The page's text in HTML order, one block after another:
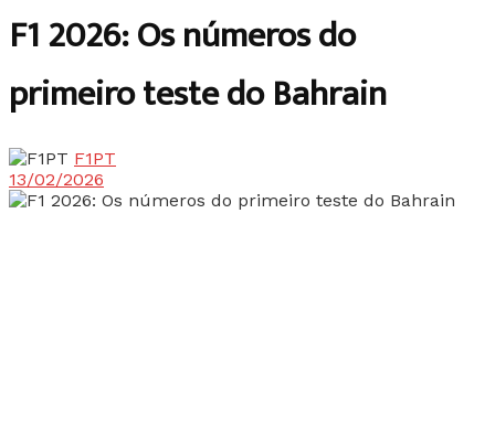
F1 2026: Os números do
primeiro teste do Bahrain
F1PT
13/02/2026